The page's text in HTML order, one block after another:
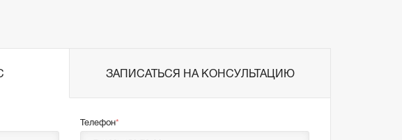
ЗАПИСАТЬСЯ НА КОНСУЛЬТАЦИЮ
Телефон